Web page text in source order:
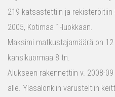
219 katsastettiin ja rekisteröitiin
2005, Kotimaa 1-luokkaan.
Maksimi matkustajamäärä on
kansikuormaa 8 tn.
Alukseen rakennettiin v. 2008-
alle. Yläsalonkiin varusteltiin